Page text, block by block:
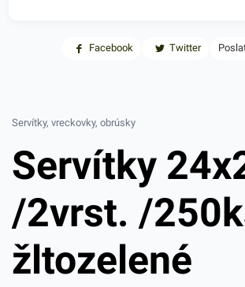
Facebook Twitter
Servítky, vreckovky, obrúsky
Servítky
/2vrst. /
žltozelené